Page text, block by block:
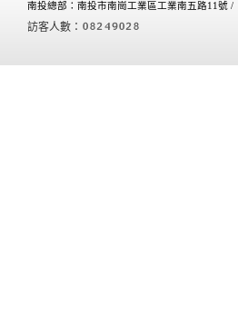
南投總部：南投市南崗工業區工業南五路11號 /
訪客人數：